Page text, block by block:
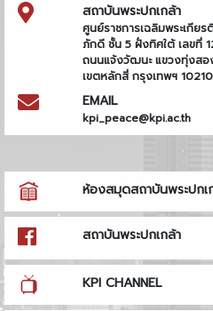
สถาบันพระปกเกล้า
ศูนย์ราชการเฉลิมพระเกีย
ภักดี ชั้น 5 ฝั่งทิศใต้ เลขที่
ถนนแจ้งวัฒนะ แขวงทุ่งส
เขตหลักสี่ กรุงเทพฯ 10210
EMAIL
kpi_peace@kpi.ac.th
ห้องสมุดสถาบันพระปกเ
สถาบันพระปกเกล้า
KPI CHANNEL